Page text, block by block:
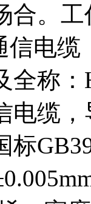
合。
信电
全称
电缆